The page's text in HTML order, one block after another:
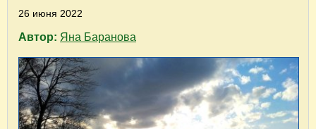
26 июня 2022
Автор: Яна Баранова